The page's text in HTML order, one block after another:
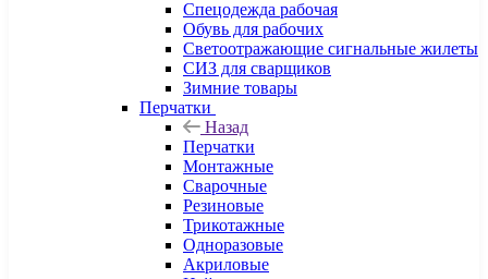
Спецодежда рабочая
Обувь для рабочих
Светоотражающие сигнальные жилеты
СИЗ для сварщиков
Зимние товары
Перчатки
Назад
Перчатки
Монтажные
Сварочные
Резиновые
Трикотажные
Одноразовые
Акриловые